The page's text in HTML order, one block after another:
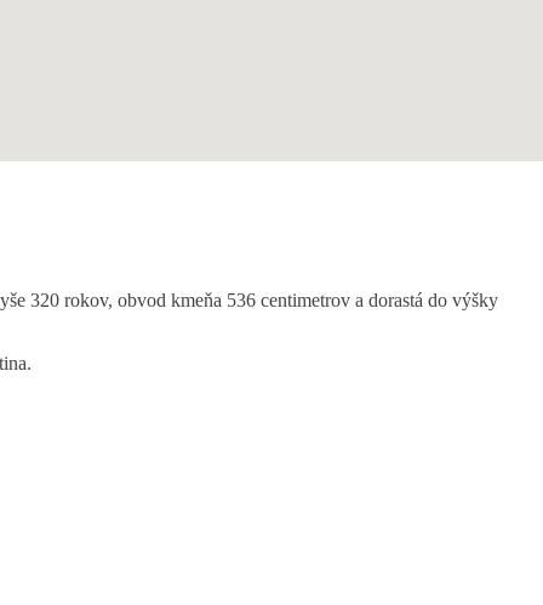
320 rokov, obvod kmeňa 536 centimetrov a dorastá do výšky